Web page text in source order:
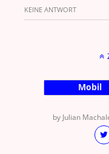
KEINE ANTWORT
Mobil
by Julian